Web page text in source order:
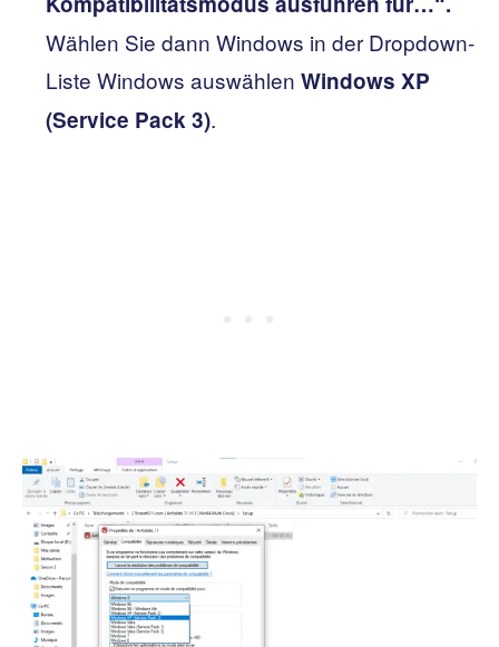
Wählen Sie dann Windows in der Dropdown-
Liste Windows auswählen Windows XP
(Service Pack 3).